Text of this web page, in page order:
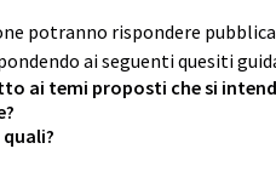
potranno rispondere
ai seguenti quesiti
ai temi proposti che si